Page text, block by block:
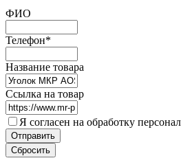
ФИО
Телефон*
Название товара
Ссылка на товар
Я согласен на обработку